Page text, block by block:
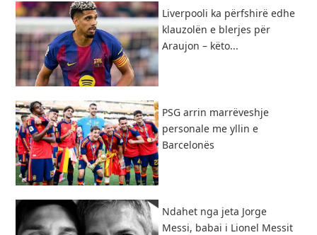
Liverpooli ka përfshirë edhe
klauzolën e blerjes për
Araujon – këto...
PSG arrin marrëveshje
personale me yllin e
Barcelonës
Ndahet nga jeta Jorge
Messi, babai i Lionel Messit